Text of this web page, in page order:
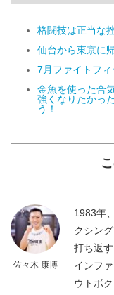
格闘技は正当な
仙台から東京に
7月ファイトフ
金魚を使った合
強くなりたかっ
う！
佐々木 康博
1983年
クシン
打ち返
インフ
ウトボ